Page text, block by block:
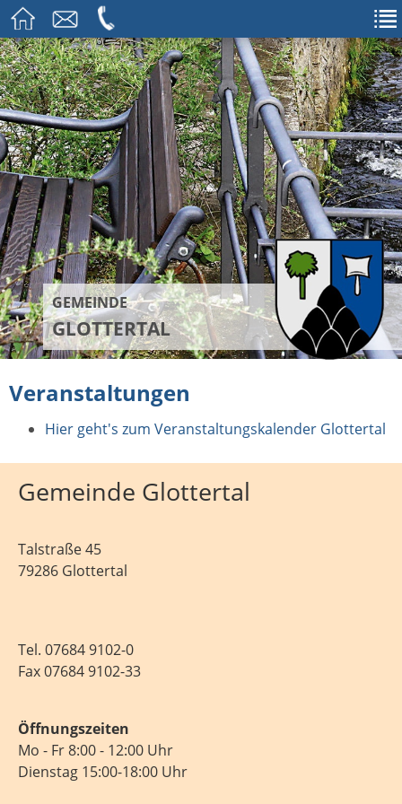
GEMEINDE
GLOTTERTAL
Veranstaltungen
Hier geht's zum Veranstaltungskalender Glottertal
Gemeinde Glottertal
Talstraße 45
79286 Glottertal
Tel. 07684 9102-0
Fax 07684 9102-33
Öffnungszeiten
Mo - Fr 8:00 - 12:00 Uhr
Dienstag 15:00-18:00 Uhr